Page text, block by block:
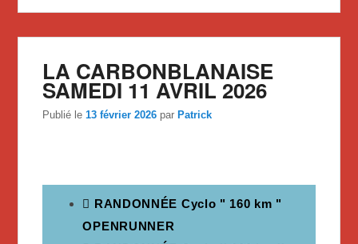
LA CARBONBLANAISE
SAMEDI 11 AVRIL 2026
Publié le13 février 2026 par Patrick
RANDONNÉE Cyclo " 160 km "
OPENRUNNER